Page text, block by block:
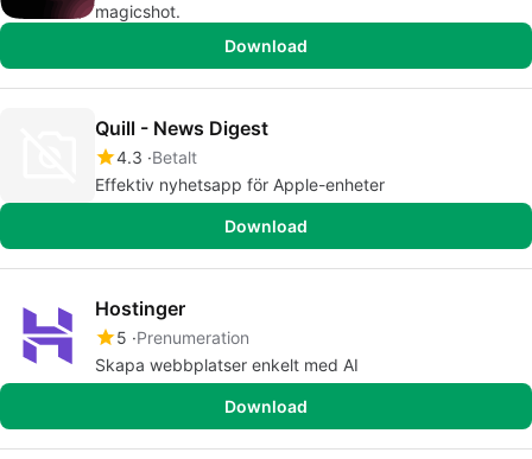
magicshot.
Download
Quill - News Digest
4.3 Betalt
Effektiv nyhetsapp för Apple-enheter
Download
Hostinger
5 Prenumeration
Skapa webbplatser enkelt med AI
Download